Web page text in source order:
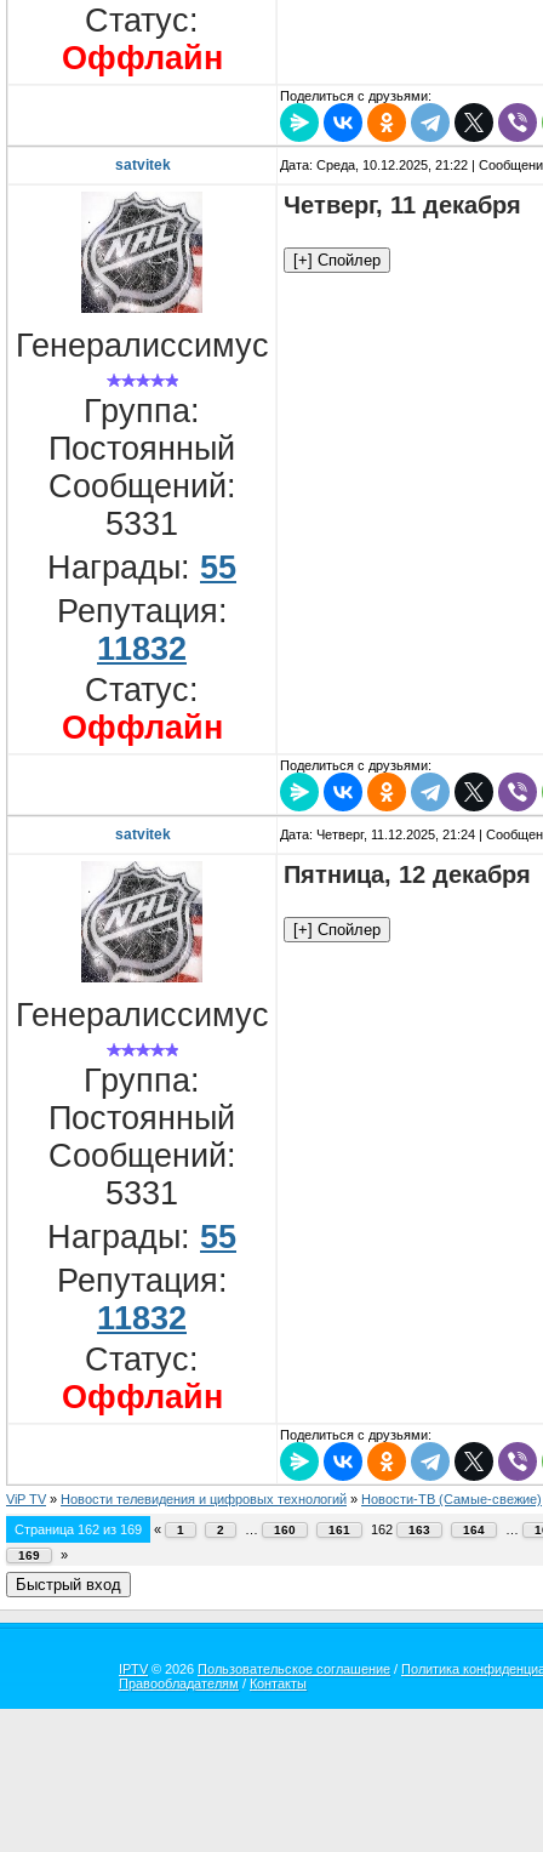
Статус:
Оффлайн
Поделиться с друзьями:
satvitek Дата: Среда, 10.12.2025, 21:22 |
Генералиссимус
Группа:
Постоянный
Сообщений:
5331
Награды: 55
Репутация:
11832
Статус:
Оффлайн
Четверг, 11 декабря
Поделиться с друзьями:
satvitek Дата: Четверг, 11.12.2025, 21:24 |
Генералиссимус
Группа:
Постоянный
Сообщений:
5331
Награды: 55
Репутация:
11832
Статус:
Оффлайн
Пятница, 12 декабря
Поделиться с друзьями:
ViP TV » Новости телевидения и цифровых технологий » Новости-ТВ (Самые-свежие)
Страница 162 из 169 « 1 2 160 161 162 163 164
169
»
IPTV© 2026 Пользовательское соглашение / Политика
Правообладателям / Контакты